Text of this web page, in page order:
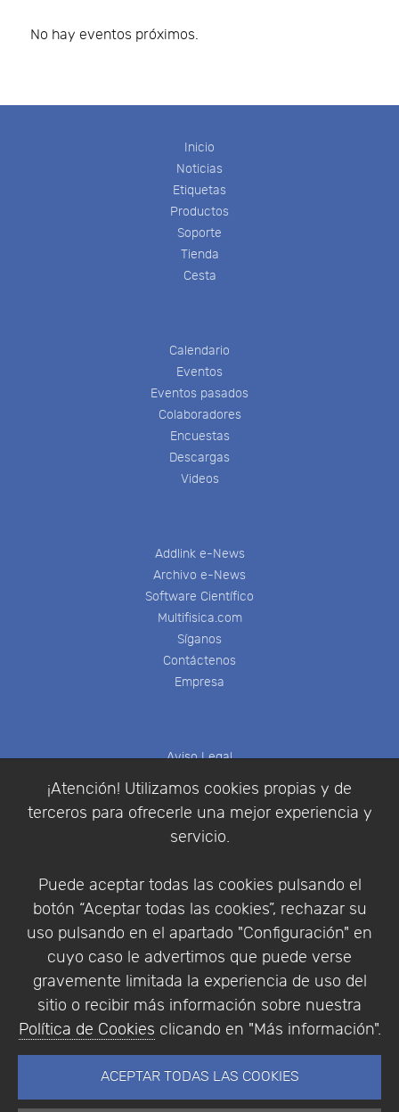
¡Atención! Utilizamos cookies propias y de
terceros para ofrecerle una mejor experiencia y
servicio.
Puede aceptar todas las cookies pulsando el
botón “Aceptar todas las cookies”, rechazar su
uso pulsando en el apartado "Configuración" en
cuyo caso le advertimos que puede verse
gravemente limitada la experiencia de uso del
sitio o recibir más información sobre nuestra
Política de Cookies clicando en "Más información".
ACEPTAR TODAS LAS COOKIES
No hay eventos próximos.
Inicio
Noticias
Etiquetas
Productos
Soporte
Tienda
Cesta
Calendario
Eventos
Eventos pasados
Colaboradores
Encuestas
Descargas
Videos
Addlink e-News
Archivo e-News
Software Científico
Multifisica.com
Síganos
Contáctenos
Empresa
Aviso Legal
Condiciones de compra
Identificarse
Empresa|Aviso Legal| Política de Privacidad |
Política de Cookies
© Copyright 1994 - 2026. Addlink Software
Científico, S.L.
Portugal.